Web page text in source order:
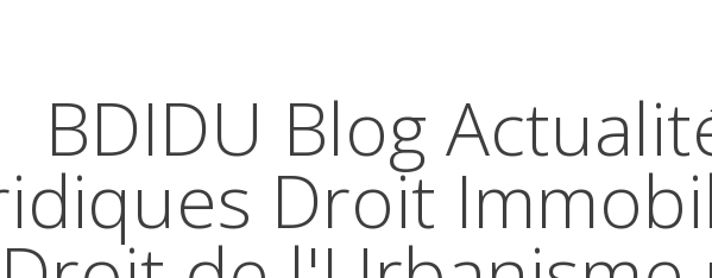
BDIDU Blog
Droit